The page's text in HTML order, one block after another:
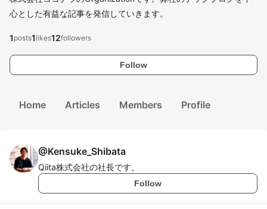
心とした有益な記事を発信していきます。
Follow
1 posts1 likes12followers
Home Articles Members Profile
@Kensuke_Shibata
Qiita株式会社の社長です。
Follow